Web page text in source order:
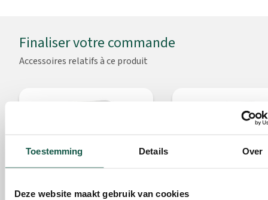
Toestemming Details Over
Deze website maakt gebruik van cookies
Finaliser votre commande
Accessoires relatifs à ce produit